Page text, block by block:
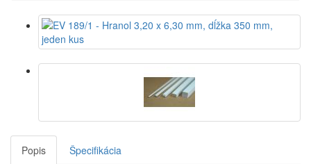
Popis
Špecifikácia